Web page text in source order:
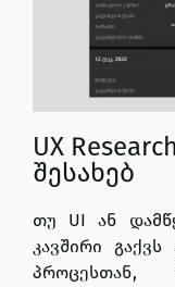
UX
შესახებ
თუ UI ან
კავშირი
პროცესთან,